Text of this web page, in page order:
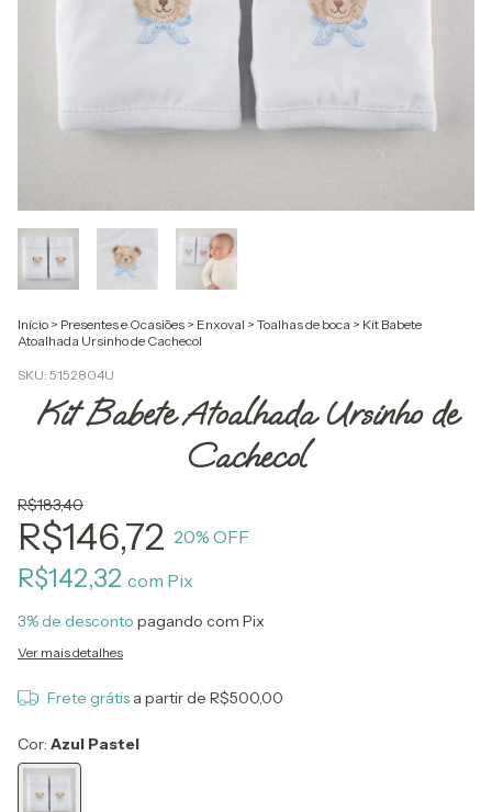
Início > Presentes e Ocasiões > Enxoval > Toalhas de boca > Kit Babete
Atoalhada Ursinho de Cachecol
SKU: 5152804U
Kit Babete Atoalhada Ursinho de
Cachecol
R$183,40
R$146,72 20% OFF
R$142,32 com Pix
3% de desconto pagando com Pix
Ver mais detalhes
Frete grátis a partir de R$500,00
Cor: Azul Pastel